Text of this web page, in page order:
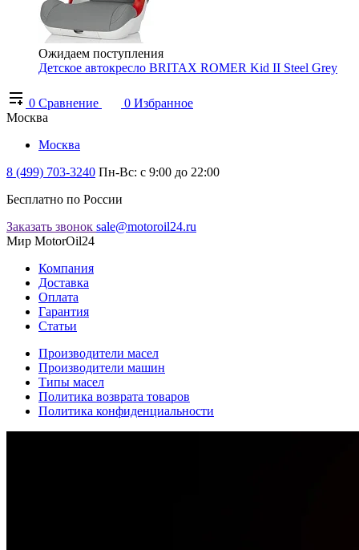
Ожидаем поступления
Детское автокресло BRITAX ROMER Kid II Steel Grey
0 Сравнение 0 Избранное
Москва
Москва
8 (499) 703-3240 Пн-Вс: с 9:00 до 22:00
Бесплатно по России
Заказать звонок sale@motoroil24.ru
Мир MotorOil24
Компания
Доставка
Оплата
Гарантия
Статьи
Производители масел
Производители машин
Типы масел
Политика возврата товаров
Политика конфиденциальности